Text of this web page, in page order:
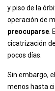
y piso de la
operación de
preocuparse
cicatrización
pocos días.
Sin embargo,
menos hasta